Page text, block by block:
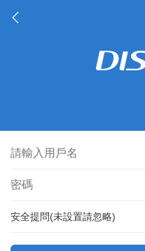
安全提問(未設置請忽略)